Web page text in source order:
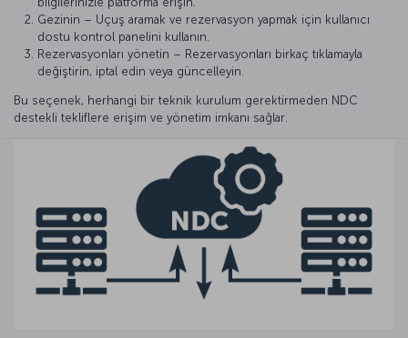
Gezinin – Uçuş aramak ve rezervasyon yapmak için kullanıcı
dostu kontrol panelini kullanın.
Rezervasyonları yönetin – Rezervasyonları birkaç tıklamayla
değiştirin, iptal edin veya güncelleyin.
Bu seçenek, herhangi bir teknik kurulum gerektirmeden NDC
destekli tekliflere erişim ve yönetim imkanı sağlar.